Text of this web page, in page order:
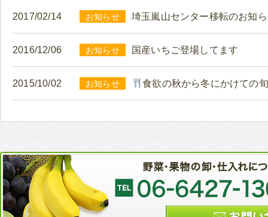
2017/02/14 お知らせ 埼玉嵐山センター移転のお知
2016/12/06 お知らせ 国産いちご登場してます
2015/10/02 お知らせ 食欲の秋から冬にかけての